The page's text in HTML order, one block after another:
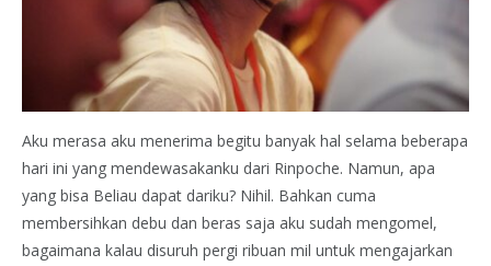
Aku merasa aku menerima begitu banyak hal selama beberapa
hari ini yang mendewasakanku dari Rinpoche. Namun, apa
yang bisa Beliau dapat dariku? Nihil. Bahkan cuma
membersihkan debu dan beras saja aku sudah mengomel,
bagaimana kalau disuruh pergi ribuan mil untuk mengajarkan